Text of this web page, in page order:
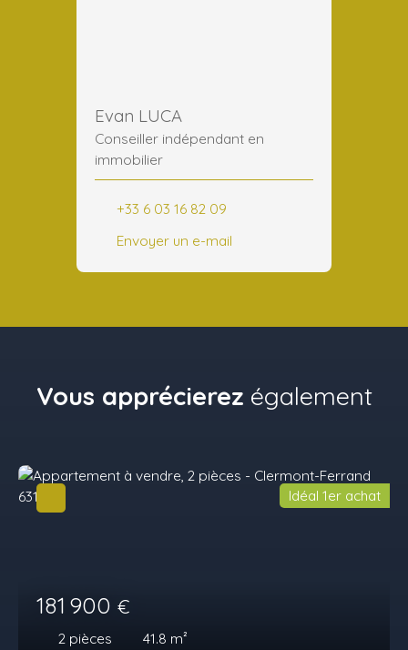
Evan LUCA
Conseiller indépendant en
immobilier
+33 6 03 16 82 09
Envoyer un e-mail
Vous apprécierez également
181 900 €
2 pièces 41.8 m²
Idéal 1er achat